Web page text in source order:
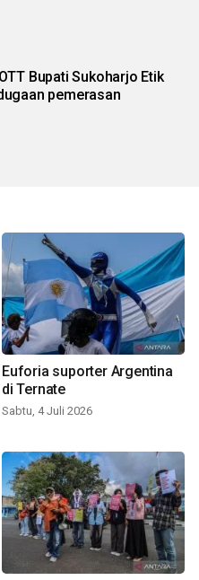
Bupati Sukoharjo Etik
pemerasan
Euforia suporter Argentina
di Ternate
Sabtu, 4 Juli 2026